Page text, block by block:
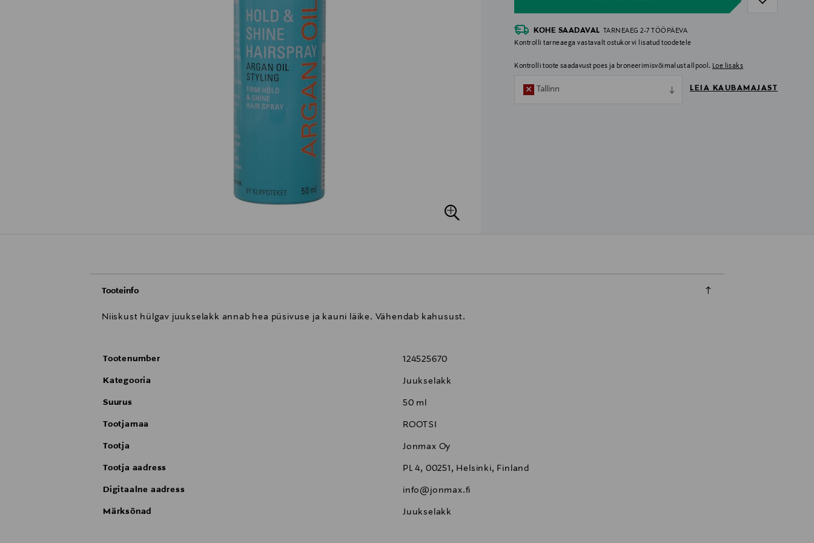
KOHE SAADAVAL TARNEAEG 2-7 TÖÖPÄEVA
Kontrolli tarneaega vastavalt ostukorvi lisatud toodetele
Kontrolli toote saadavust poes ja broneerimisvõimalust allpool. Loe lisaks
Tallinn LEIA KAUBAMAJAST
Tooteinfo
Niiskust hülgav juukselakk annab hea püsivuse ja kauni läike. Vähendab kahusust.
Tootenumber 124525670
Kategooria Juukselakk
Suurus 50 ml
Tootjamaa ROOTSI
Tootja Jonmax Oy
Tootja aadress PL 4, 00251, Helsinki, Finland
Digitaalne aadress info@jonmax.fi
Märksõnad Juukselakk